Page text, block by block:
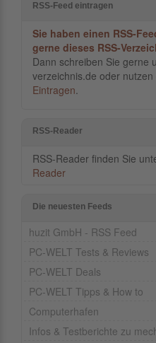
RSS-Feed eintragen
Sie haben einen RSS-
gerne dieses RSS-
Dann schreiben Sie gerne
verzeichnis.de oder
Eintragen.
RSS-Reader
RSS-Reader finden Sie
Reader
Die neuesten Feeds
huzit GmbH - RSS Feed
PC-WELT Tests & Reviews
PC-WELT Deals
PC-WELT Tipps & How to
Computerhafen
Infos & Testberichte zu